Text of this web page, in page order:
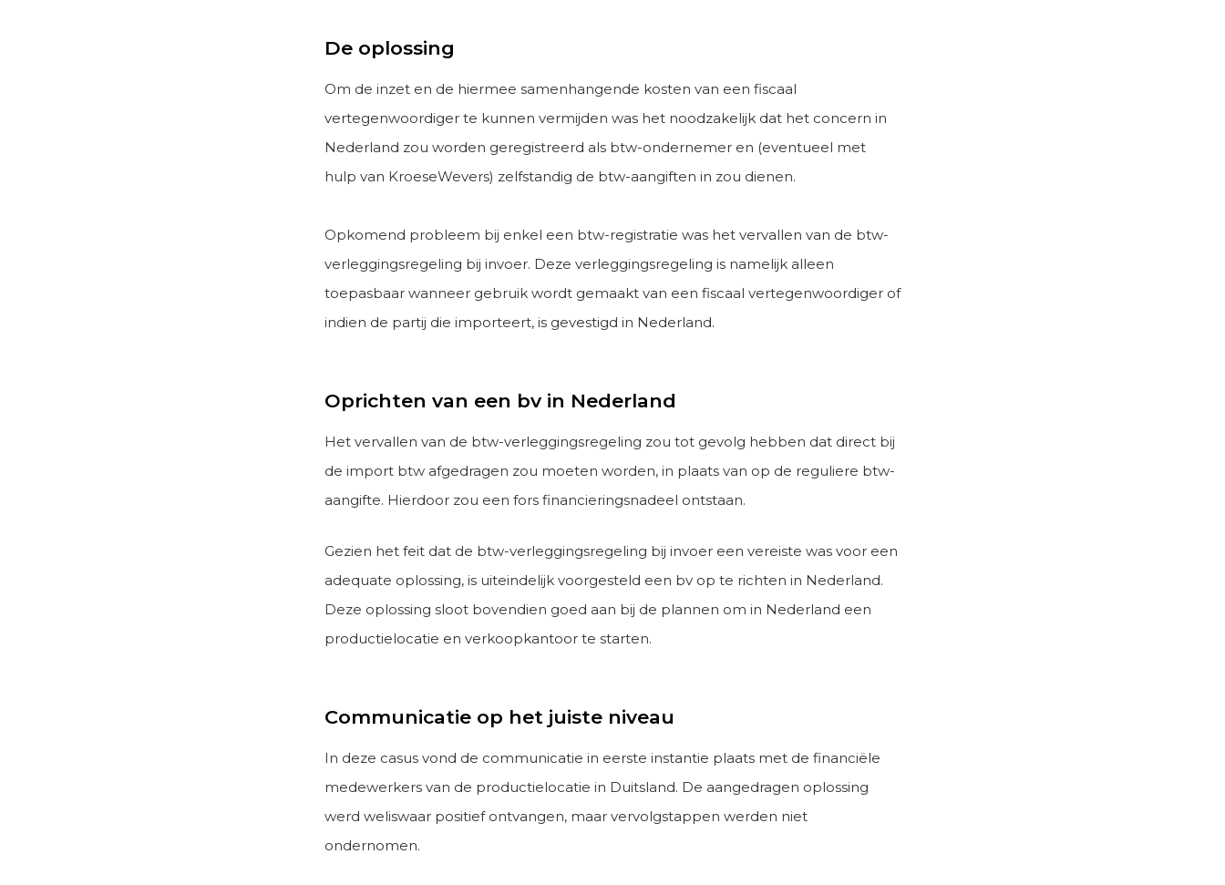
De oplossing
Om de inzet en de hiermee samenhangende kosten van een fiscaal
vertegenwoordiger te kunnen vermijden was het noodzakelijk dat het concern in
Nederland zou worden geregistreerd als btw-ondernemer en (eventueel met
hulp van KroeseWevers) zelfstandig de btw-aangiften in zou dienen.
Opkomend probleem bij enkel een btw-registratie was het vervallen van de btw-
verleggingsregeling bij invoer. Deze verleggingsregeling is namelijk alleen
toepasbaar wanneer gebruik wordt gemaakt van een fiscaal vertegenwoordiger of
indien de partij die importeert, is gevestigd in Nederland.
Oprichten van een bv in Nederland
Het vervallen van de btw-verleggingsregeling zou tot gevolg hebben dat direct bij
de import btw afgedragen zou moeten worden, in plaats van op de reguliere btw-
aangifte. Hierdoor zou een fors financieringsnadeel ontstaan.
Gezien het feit dat de btw-verleggingsregeling bij invoer een vereiste was voor een
adequate oplossing, is uiteindelijk voorgesteld een bv op te richten in Nederland.
Deze oplossing sloot bovendien goed aan bij de plannen om in Nederland een
productielocatie en verkoopkantoor te starten.
Communicatie op het juiste niveau
In deze casus vond de communicatie in eerste instantie plaats met de financiële
medewerkers van de productielocatie in Duitsland. De aangedragen oplossing
werd weliswaar positief ontvangen, maar vervolgstappen werden niet
ondernomen.